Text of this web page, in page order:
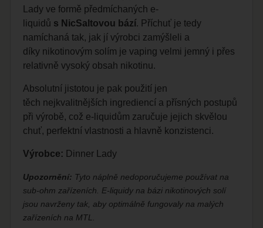
Lady ve formě předmíchaných e-
liquidů s NicSaltovou bází. Příchuť je tedy
namíchaná tak, jak jí výrobci zamýšleli a
díky nikotinovým solím je vaping velmi jemný i přes
relativně vysoký obsah nikotinu.
Absolutní jistotou je pak použití jen
těch nejkvalitnějších ingrediencí a přísných postupů
při výrobě, což e-liquidům zaručuje jejich skvělou
chuť, perfektní vlastnosti a hlavně konzistenci.
Výrobce: Dinner Lady
Upozornění: Tyto náplně nedoporučujeme používat na
sub-ohm zařízeních. E-liquidy na bázi nikotinových solí
jsou navrženy tak, aby optimálně fungovaly na malých
zařízeních na MTL.